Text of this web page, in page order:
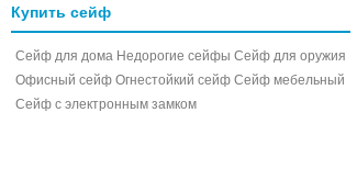
Купить сейф
Сейф для дома Недорогие сейфы Сейф для оружия
Офисный сейф Огнестойкий сейф Сейф мебельный
Cейф с электронным замком